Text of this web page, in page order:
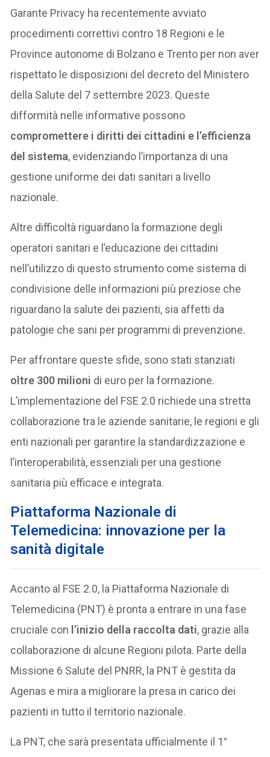
Garante Privacy ha recentemente avviato
procedimenti correttivi contro 18 Regioni e le
Province autonome di Bolzano e Trento per non aver
rispettato le disposizioni del decreto del Ministero
della Salute del 7 settembre 2023. Queste
difformità nelle informative possono
compromettere i diritti dei cittadini e l’efficienza
del sistema, evidenziando l’importanza di una
gestione uniforme dei dati sanitari a livello
nazionale.
Altre difficoltà riguardano la formazione degli
operatori sanitari e l’educazione dei cittadini
nell’utilizzo di questo strumento come sistema di
condivisione delle informazioni più preziose che
riguardano la salute dei pazienti, sia affetti da
patologie che sani per programmi di prevenzione.
Per affrontare queste sfide, sono stati stanziati
oltre 300 milioni di euro per la formazione.
L’implementazione del FSE 2.0 richiede una stretta
collaborazione tra le aziende sanitarie, le regioni e gli
enti nazionali per garantire la standardizzazione e
l’interoperabilità, essenziali per una gestione
sanitaria più efficace e integrata.
Piattaforma Nazionale di
Telemedicina: innovazione per la
sanità digitale
Accanto al FSE 2.0, la Piattaforma Nazionale di
Telemedicina (PNT) è pronta a entrare in una fase
cruciale con l’inizio della raccolta dati, grazie alla
collaborazione di alcune Regioni pilota. Parte della
Missione 6 Salute del PNRR, la PNT è gestita da
Agenas e mira a migliorare la presa in carico dei
pazienti in tutto il territorio nazionale.
La PNT, che sarà presentata ufficialmente il 1°